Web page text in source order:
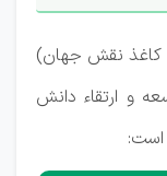
کاغذ نقش جهان)
و ارتقاء دانش
است: